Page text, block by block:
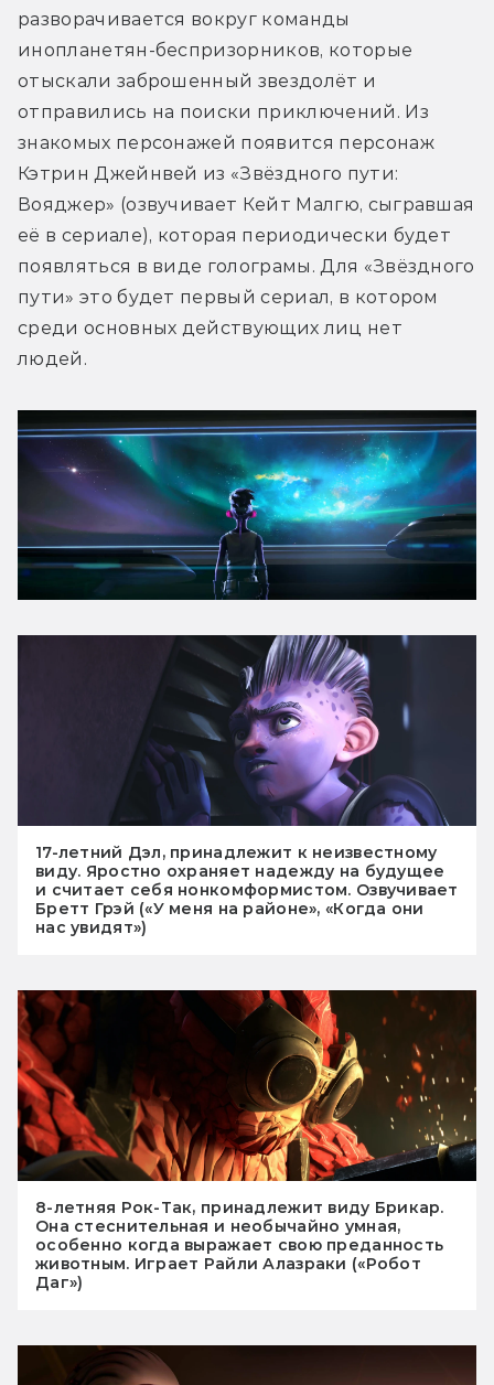
разворачивается вокруг команды
инопланетян-беспризорников, которые
отыскали заброшенный звездолёт и
отправились на поиски приключений. Из
знакомых персонажей появится персонаж
Кэтрин Джейнвей из «Звёздного пути:
Вояджер» (озвучивает Кейт Малгю, сыгравшая
её в сериале), которая периодически будет
появляться в виде голограмы. Для «Звёздного
пути» это будет первый сериал, в котором
среди основных действующих лиц нет
людей.
17-летний Дэл, принадлежит к неизвестному
виду. Яростно охраняет надежду на будущее
и считает себя нонкомформистом. Озвучивает
Бретт Грэй («У меня на районе», «Когда они
нас увидят»)
8-летняя Рок-Так, принадлежит виду Брикар.
Она стеснительная и необычайно умная,
особенно когда выражает свою преданность
животным. Играет Райли Алазраки («Робот
Даг»)